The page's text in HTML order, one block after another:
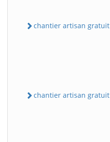
chantier artisan gratuit
chantier artisan gratuit